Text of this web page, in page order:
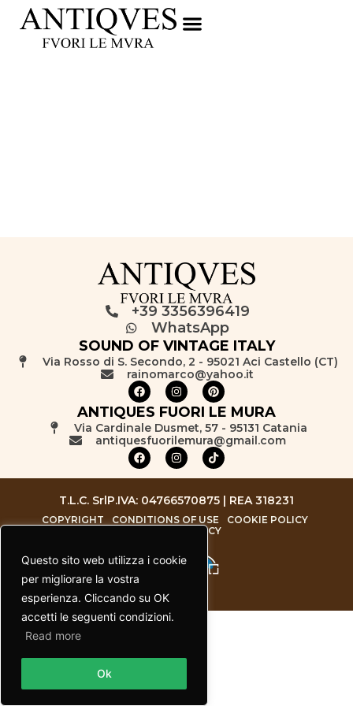
Questo sito web utilizza i cookie
per migliorare la vostra
esperienza. Cliccando su OK
accetti le seguenti condizioni.
Read more
Ok
+39 3356396419
WhatsApp
SOUND OF VINTAGE ITALY
Via Rosso di S. Secondo, 2 - 95021 Aci Castello (CT)
rainomarco@yahoo.it
ANTIQUES FUORI LE MURA
Via Cardinale Dusmet, 57 - 95131 Catania
antiquesfuorilemura@gmail.com
T.L.C. SrlP.IVA: 04766570875 | REA 318231
COPYRIGHT CONDITIONS OF USE
COOKIE POLICY
PRIVACY POLICY